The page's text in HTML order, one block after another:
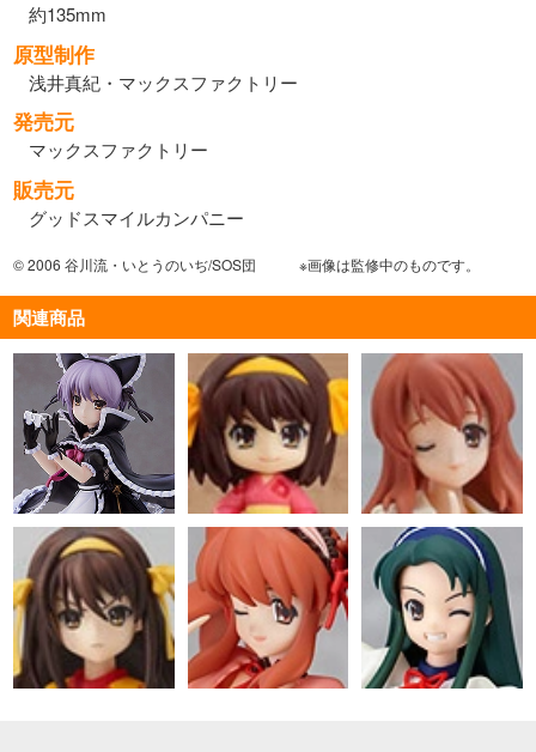
約135mm
原型制作
浅井真紀・マックスファクトリー
発売元
マックスファクトリー
販売元
グッドスマイルカンパニー
© 2006 谷川流・いとうのいぢ/SOS団 ※画像は監修中のものです。
関連商品